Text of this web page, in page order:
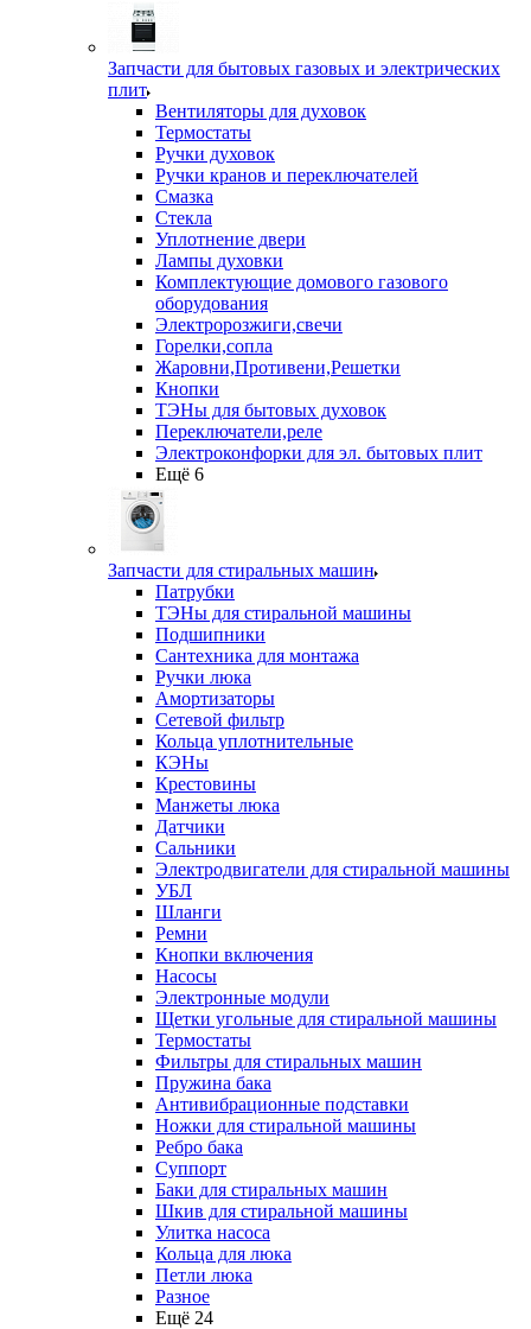
Запчасти для бытовых газовых и электрических
плит
Вентиляторы для духовок
Термостаты
Ручки духовок
Ручки кранов и переключателей
Смазка
Стекла
Уплотнение двери
Лампы духовки
Комплектующие домового газового
оборудования
Электророзжиги,свечи
Горелки,сопла
Жаровни,Противени,Решетки
Кнопки
ТЭНы для бытовых духовок
Переключатели,реле
Электроконфорки для эл. бытовых плит
Ещё 6
Запчасти для стиральных машин
Патрубки
ТЭНы для стиральной машины
Подшипники
Сантехника для монтажа
Ручки люка
Амортизаторы
Сетевой фильтр
Кольца уплотнительные
КЭНы
Крестовины
Манжеты люка
Датчики
Сальники
Электродвигатели для стиральной машины
УБЛ
Шланги
Ремни
Кнопки включения
Насосы
Электронные модули
Щетки угольные для стиральной машины
Термостаты
Фильтры для стиральных машин
Пружина бака
Антивибрационные подставки
Ножки для стиральной машины
Ребро бака
Суппорт
Баки для стиральных машин
Шкив для стиральной машины
Улитка насоса
Кольца для люка
Петли люка
Разное
Ещё 24